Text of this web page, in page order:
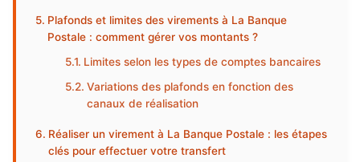
Plafonds et limites des virements à La Banque
Postale : comment gérer vos montants ?
Limites selon les types de comptes bancaires
Variations des plafonds en fonction des
canaux de réalisation
Réaliser un virement à La Banque Postale : les étapes
clés pour effectuer votre transfert